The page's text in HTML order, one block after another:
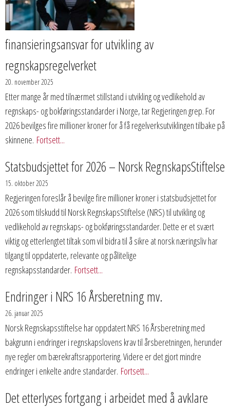
finansieringsansvar for utvikling av
regnskapsregelverket
20. november 2025
Etter mange år med tilnærmet stillstand i utvikling og vedlikehold av
regnskaps- og bokføringsstandarder i Norge, tar Regjeringen grep. For
2026 bevilges fire millioner kroner for å få regelverksutviklingen tilbake på
skinnene. Fortsett...
Statsbudsjettet for 2026 – Norsk RegnskapsStiftelse
15. oktober 2025
Regjeringen foreslår å bevilge fire millioner kroner i statsbudsjettet for
2026 som tilskudd til Norsk RegnskapsStiftelse (NRS) til utvikling og
vedlikehold av regnskaps- og bokføringsstandarder. Dette er et svært
viktig og etterlengtet tiltak som vil bidra til å sikre at norsk næringsliv har
tilgang til oppdaterte, relevante og pålitelige
regnskapsstandarder. Fortsett...
Endringer i NRS 16 Årsberetning mv.
26. januar 2025
Norsk Regnskapsstiftelse har oppdatert NRS 16 Årsberetning med
bakgrunn i endringer i regnskapslovens krav til årsberetningen, herunder
nye regler om bærekraftsrapportering. Videre er det gjort mindre
endringer i enkelte andre standarder. Fortsett...
Det etterlyses fortgang i arbeidet med å avklare